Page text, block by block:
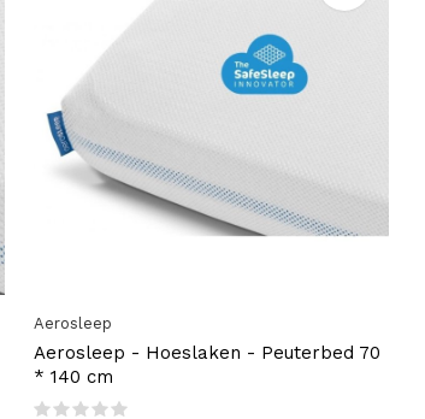
Aerosleep
Aerosleep - Hoeslaken - Peuterbed 70
* 140 cm